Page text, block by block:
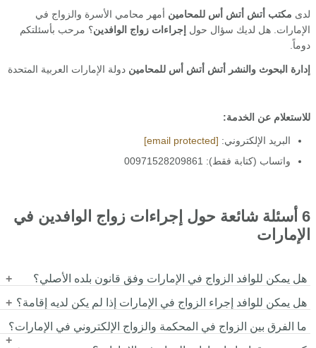
لدى مكتب أتش أتش أس للمحامين أمهر محامي الأسرة والزواج في
الإمارات. هل لديك سؤال حول إجراءات زواج الوافدين؟ مرحب بأسئلتكم
دوماً.
إدارة البحوث والنشر أتش أتش أس للمحامين دولة الإمارات العربية المتحدة
للاستعلام عن الخدمة:
البريد الإلكتروني: [email protected]
واتساب (كتابة فقط): 00971528209861
6 أسئلة شائعة حول إجراءات زواج الوافدين في
الإمارات
هل يمكن للوافد الزواج في الإمارات وفق قانون بلده الأصلي؟
نعم، يتيح القانون الإماراتي للوافدين إتمام الزواج وفق قانون دولتهم
الأصلية أو وفق القانون الإماراتي، بشرط استيفاء الإجراءات الرسمية
هل يمكن للوافد إجراء الزواج في الإمارات إذا لم يكن لديه إقامة؟
قد يكون ذلك ممكناً في بعض الحالات الخاصة، لكنه قد يتطلب موافقة
ما الفرق بين الزواج في المحكمة والزواج الإلكتروني في الإمارات؟